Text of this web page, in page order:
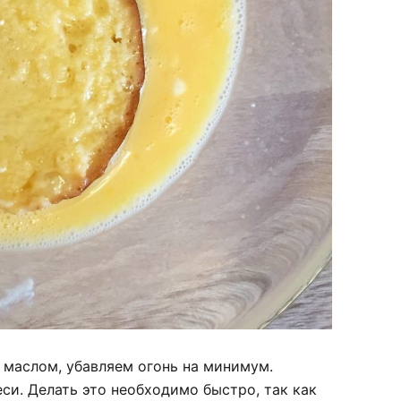
убавляем огонь на минимум.
Делать это необходимо быстро, так как